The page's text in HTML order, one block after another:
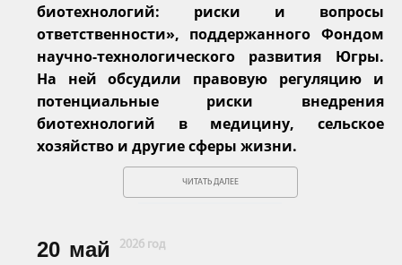
биотехнологий: риски и вопросы
ответственности», поддержанного Фондом
научно-технологического развития Югры.
На ней обсудили правовую регуляцию и
потенциальные риски внедрения
биотехнологий в медицину, сельское
хозяйство и другие сферы жизни.
ЧИТАТЬ ДАЛЕЕ
20 май 2026 год